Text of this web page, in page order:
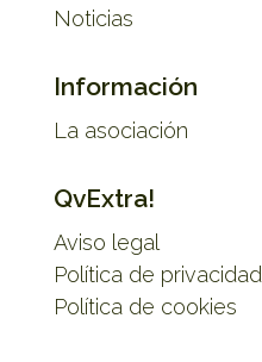
Noticias
Información
La asociación
QvExtra!
Aviso legal
Política de privacidad
Política de cookies